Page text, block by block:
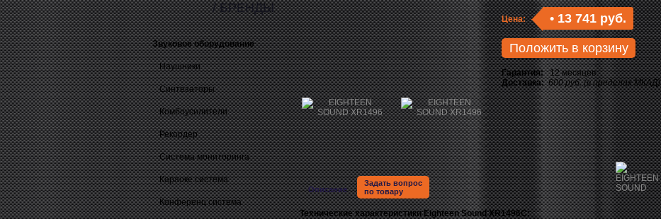
Звуковое оборудование
Наушники
Синтезаторы
Комбоусилители
Рекордер
Система мониторинга
Караоке система
Конференц система
/ БРЕНДЫ
Цена: • 13 741 руб.
Положить в корзину
Гарантия:12 месяцев
Доставка: 600 руб. (в пределах МКАД)
Описание
Задать вопрос
по товару
Технические характеристики Eighteen Sound XR1496C: